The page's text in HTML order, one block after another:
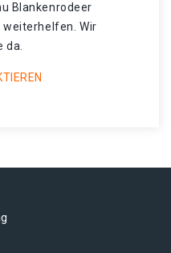
Blankenrodeer
weiterhelfen. Wir
da.